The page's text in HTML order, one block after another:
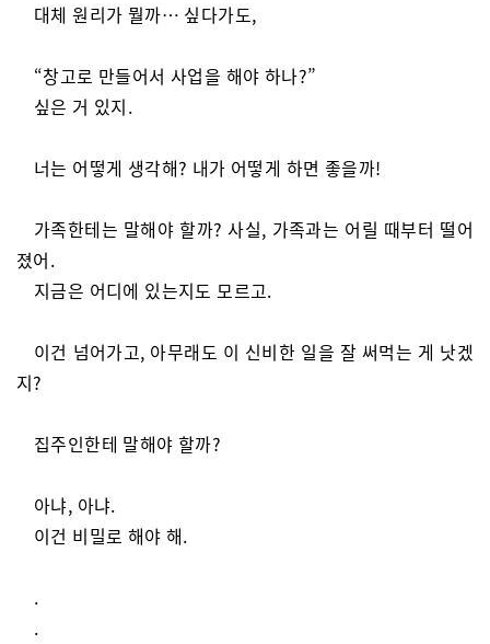
대체 원리가 뭘까… 싶다가도,
“창고로 만들어서 사업을 해야 하나?”
싶은 거 있지.
너는 어떻게 생각해? 내가 어떻게 하면 좋을까!
가족한테는 말해야 할까? 사실, 가족과는 어릴 때부터 떨어
졌어.
지금은 어디에 있는지도 모르고.
이건 넘어가고, 아무래도 이 신비한 일을 잘 써먹는 게 낫겠
지?
집주인한테 말해야 할까?
아냐, 아냐.
이건 비밀로 해야 해.
.
.